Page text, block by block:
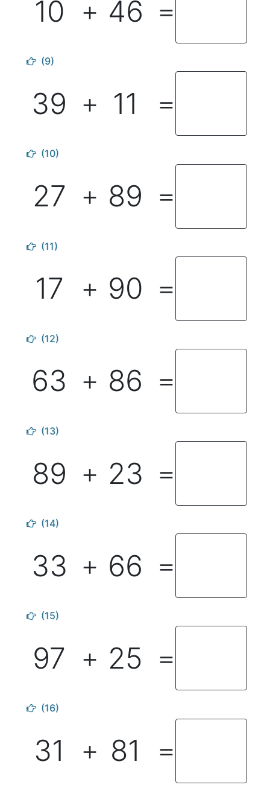
10 ＋ 46 ＝
(9)
39 ＋ 11 ＝
(10)
27 ＋ 89 ＝
(11)
17 ＋ 90 ＝
(12)
63 ＋ 86 ＝
(13)
89 ＋ 23 ＝
(14)
33 ＋ 66 ＝
(15)
97 ＋ 25 ＝
(16)
31 ＋ 81 ＝